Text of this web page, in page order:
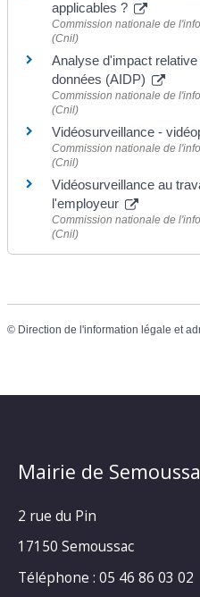
applicables ?
Commission nationale de
(Cnil)
Analyse d'impact
données (AIDP)
Commission nationale de
(Cnil)
Vidéosurveillance -
Commission nationale de
(Cnil)
Vidéosurveillance au
l'employeur
Commission nationale de
(Cnil)
© Direction de l'information légale et
Mairie de
2 rue du Pin
17150 Semoussac
Téléphone : 05 46 86 03 02